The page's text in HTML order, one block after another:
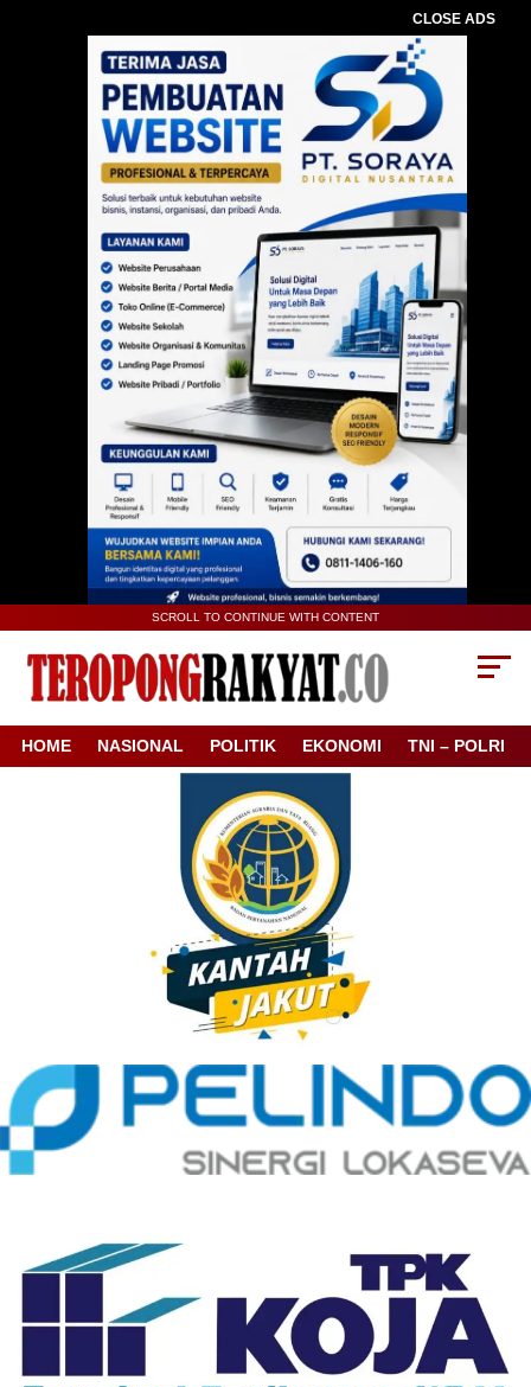
CLOSE ADS
SCROLL TO CONTINUE WITH CONTENT
HOME NASIONAL POLITIK EKONOMI TNI – POLRI